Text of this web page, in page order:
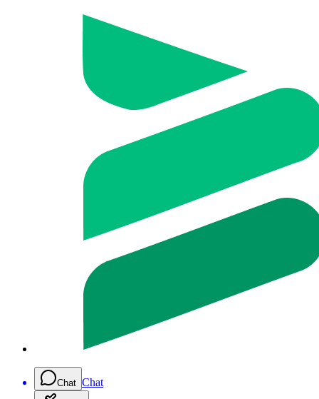
Chat Chat